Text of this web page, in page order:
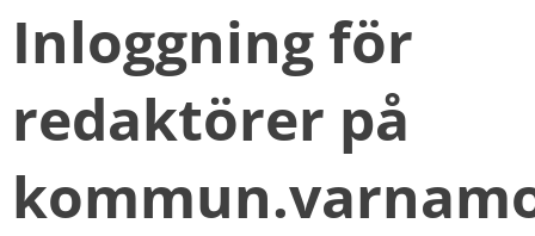
Inloggning för
redaktörer på
(obligatorisk)
kan